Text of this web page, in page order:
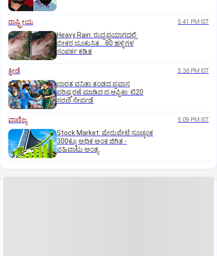
ರಾಷ್ಟ್ರೀಯ 5:41 PM IST
Heavy Rain: ರುದ್ರಪ್ರಯಾಗದಲ್ಲಿ
ಭೀಕರ ಭೂಕುಸಿತ... 80 ಹಳ್ಳಿಗಳ
ಸಂಪರ್ಕ ಕಡಿತ
ಕ್ರೀಡೆ 5:36 PM IST
ಭಾರತ ವನಿತಾ ತಂಡದ ಪ್ರವಾಸ
ಪರಿಷ್ಕರಣೆ ಮಾಡಿದ ದ.ಆಫ್ರಿಕಾ: ಟಿ20
ಸರಣಿ ಸೇರ್ಪಡೆ
ವಾಣಿಜ್ಯ 5:09 PM IST
Stock Market: ಷೇರುಪೇಟೆ ಸೂಚ್ಯಂಕ
300ಕ್ಕೂ ಅಧಿಕ ಅಂಕ ಜಿಗಿತ -
ವಹಿವಾಟು ಅಂತ್ಯ